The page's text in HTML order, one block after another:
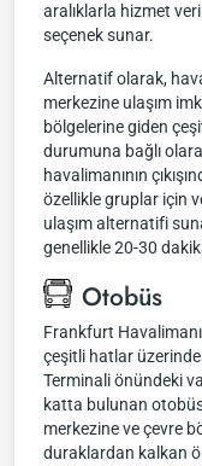
aralıklarla hizmet
seçenek sunar.
Alternatif olarak,
merkezine ulaşım
bölgelerine giden
durumuna bağlı
havalimanının
özellikle gruplar için
ulaşım alternatifi
genellikle 20-30
Otobüs
Frankfurt
çeşitli hatlar
Terminali önündeki
katta bulunan
merkezine ve çevre
duraklardan kalkan